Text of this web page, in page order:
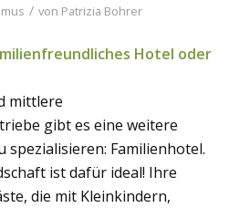
/ von Patrizia Bohrer
Hotel oder
mittlere
gibt es eine weitere
spezialisieren: Familienhotel.
ist dafür ideal! Ihre
die mit Kleinkindern,